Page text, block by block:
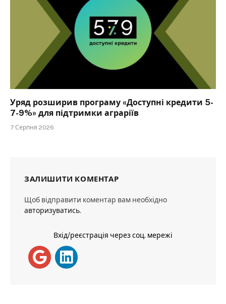
Уряд розширив програму «Доступні кредити 5-
7-9%» для підтримки аграріїв
7 Серпня 2026
ЗАЛИШИТИ КОМЕНТАР
Щоб відправити коментар вам необхідно
авторизуватись.
Вхід/реєстрація через соц. мережі